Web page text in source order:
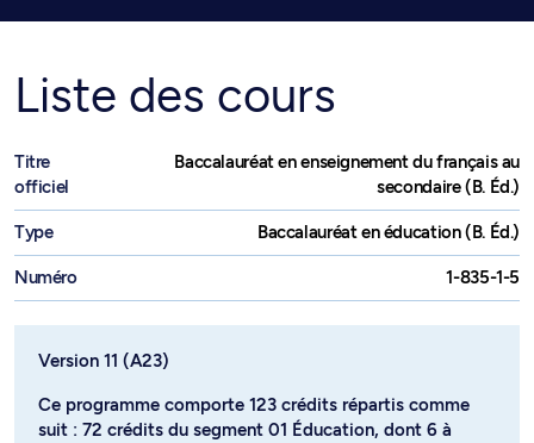
Liste des cours
Titre
officiel
Baccalauréat en enseignement du français au
secondaire (B. Éd.)
Type Baccalauréat en éducation (B. Éd.)
Numéro 1-835-1-5
Version 11 (A23)
Ce programme comporte 123 crédits répartis comme
suit : 72 crédits du segment 01 Éducation, dont 6 à